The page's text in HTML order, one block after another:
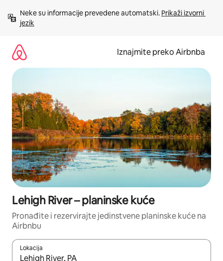
sadržaj
Neke su informacije prevedene automatski. Prikaži izvorni
jezik
Iznajmite preko Airbnba
Lehigh River – planinske kuće
Pronađite i rezervirajte jedinstvene planinske kuće na
Airbnbu
Lokacija
Kada budu dostupni rezultati, moći ćete ih pregledati